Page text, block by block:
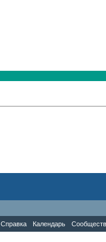
Справка Календарь